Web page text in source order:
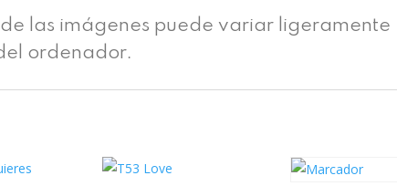
de las imágenes puede variar ligeramente
ordenador.